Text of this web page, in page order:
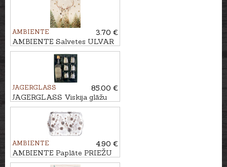
AMBIENTE
3.70 €
AMBIENTE Salvetes ULVAR
JAGERGLASS
85.00 €
JAGERGLASS Viskija glāžu
komplekts ar karafi
AMBIENTE
4.90 €
AMBIENTE Paplāte PRIEŽU
ČIEKURI